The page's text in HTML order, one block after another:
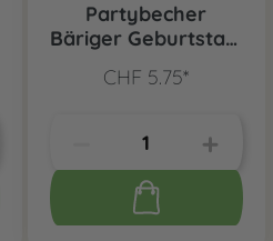
Partybecher
Bäriger Geburtstag,
CHF 5.75*